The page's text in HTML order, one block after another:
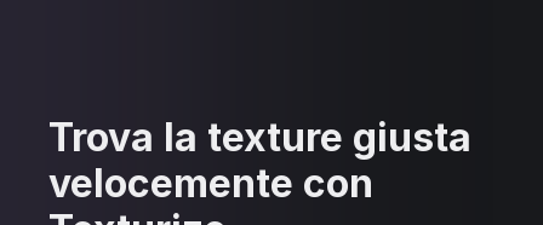
Trova la texture giusta
velocemente con